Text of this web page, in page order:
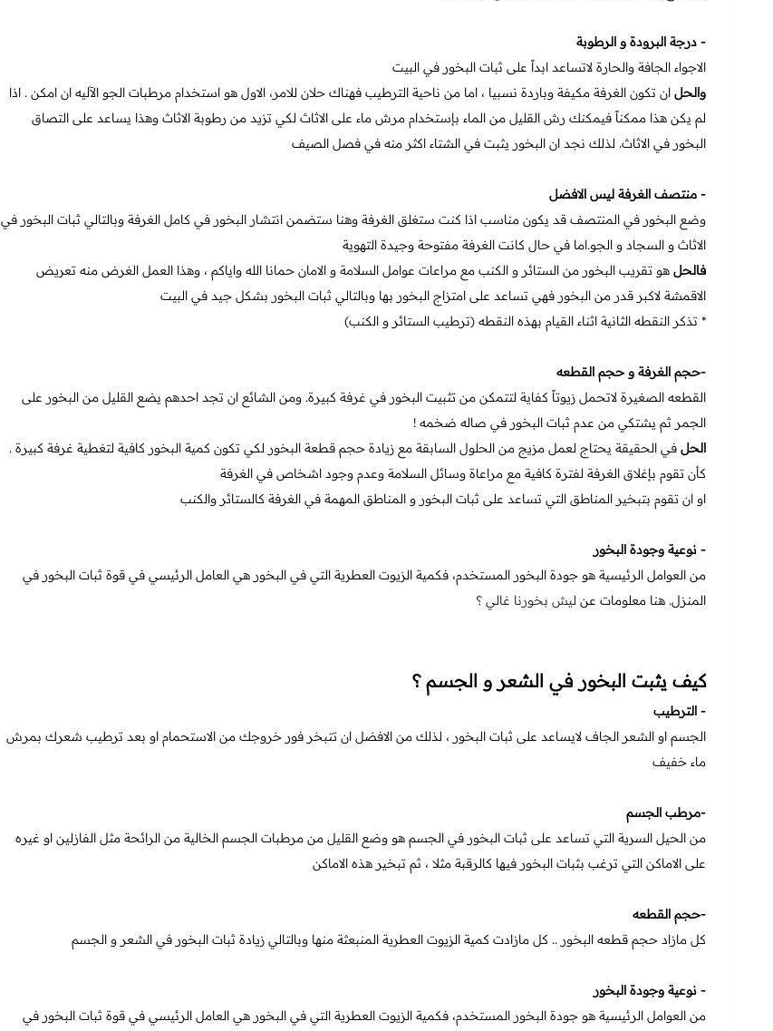
- درجة البرودة و الرطوبة
الاجواء الجافة والحارة لاتساعد ابداً على ثبات البخور في البيت
والحل ان تكون الغرفة مكيفة وباردة نسبيا ، اما من ناحية الترطيب فهناك حلان للامر، الاول هو استخدام مرطبات الجو الآليه ان امكن . اذا
لم يكن هذا ممكناً فيمكنك رش القليل من الماء بإستخدام مرش ماء على الاثاث لكي تزيد من رطوبة الاثاث وهذا يساعد على التصاق
البخور في الاثاث. لذلك نجد ان البخور يثبت في الشتاء اكثر منه في فصل الصيف
- منتصف الغرفة ليس الافضل
وضع البخور في المنتصف قد يكون مناسب اذا كنت ستغلق الغرفة وهنا ستضمن انتشار البخور في كامل الغرفة وبالتالي ثبات البخور في
الاثاث و السجاد و الجو.اما في حال كانت الغرفة مفتوحة وجيدة التهوية
فالحل هو تقريب البخور من الستائر و الكنب مع مراعات عوامل السلامة و الامان حمانا الله واياكم ، وهذا العمل الغرض منه تعريض
الاقمشة لاكبر قدر من البخور فهي تساعد على امتزاج البخور بها وبالتالي ثبات البخور بشكل جيد في البيت
* تذكر النقطه الثانية اثناء القيام بهذه النقطه (ترطيب الستائر و الكنب)
-حجم الغرفة و حجم القطعه
القطعه الصغيرة لاتحمل زيوتاً كفاية لتتمكن من تثبيت البخور في غرفة كبيرة. ومن الشائع ان تجد احدهم يضع القليل من البخور على
الجمر ثم يشتكي من عدم ثبات البخور في صاله ضخمه !
الحل في الحقيقة يحتاج لعمل مزيج من الحلول السابقة مع زيادة حجم قطعة البخور لكي تكون كمية البخور كافية لتغطية غرفة كبيرة .
كأن تقوم بإغلاق الغرفة لفترة كافية مع مراعاة وسائل السلامة وعدم وجود اشخاص في الغرفة
او ان تقوم بتبخير المناطق التي تساعد على ثبات البخور و المناطق المهمة في الغرفة كالستائر والكنب
- نوعية وجودة البخور
من العوامل الرئيسية هو جودة البخور المستخدم، فكمية الزيوت العطرية التي في البخور هي العامل الرئيسي في قوة ثبات البخور في
المنزل. هنا معلومات عن ليش بخورنا غالي ؟
كيف يثبت البخور في الشعر و الجسم ؟
- الترطيب
الجسم او الشعر الجاف لايساعد على ثبات البخور ، لذلك من الافضل ان تتبخر فور خروجك من الاستحمام او بعد ترطيب شعرك بمرش
ماء خفيف
-مرطب الجسم
من الحيل السرية التي تساعد على ثبات البخور في الجسم هو وضع القليل من مرطبات الجسم الخالية من الرائحة مثل الفازلين او غيره
على الاماكن التي ترغب بثبات البخور فيها كالرقبة مثلا ، ثم تبخير هذه الاماكن
-حجم القطعه
كل مازاد حجم قطعه البخور .. كل مازادت كمية الزيوت العطرية المنبعثة منها وبالتالي زيادة ثبات البخور في الشعر و الجسم
- نوعية وجودة البخور
من العوامل الرئيسية هو جودة البخور المستخدم، فكمية الزيوت العطرية التي في البخور هي العامل الرئيسي في قوة ثبات البخور في